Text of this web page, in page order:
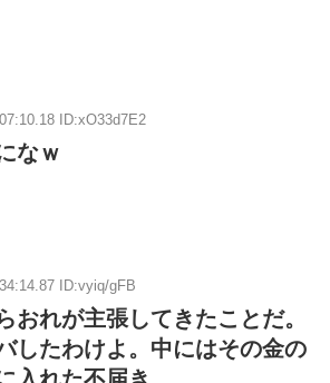
ID:xO33d7E2
なｗ
ID:vyiq/gFB
おれが主張してきたことだ。
したわけよ。中にはその金の
入れた不届き